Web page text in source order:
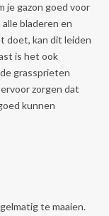
je gazon goed voor
bladeren en
doet, kan dit leiden
is het ook
grassprieten
zorgen dat
kunnen
te maaien.